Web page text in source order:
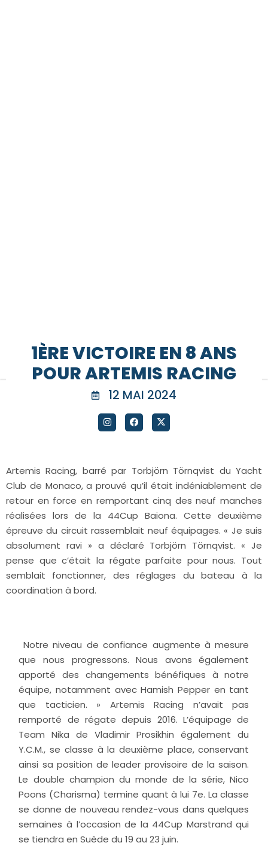
1ÈRE VICTOIRE EN 8 ANS
POUR ARTEMIS RACING
12 MAI 2024
Artemis Racing, barré par Torbjörn Törnqvist du Yacht
Club de Monaco, a prouvé qu’il était indéniablement de
retour en force en remportant cinq des neuf manches
réalisées lors de la 44Cup Baiona. Cette deuxième
épreuve du circuit rassemblait neuf équipages. « Je suis
absolument ravi » a déclaré Torbjörn Törnqvist. « Je
pense que c’était la régate parfaite pour nous. Tout
semblait fonctionner, des réglages du bateau à la
coordination à bord.
Notre niveau de confiance augmente à mesure
que nous progressons. Nous avons également
apporté des changements bénéfiques à notre
équipe, notamment avec Hamish Pepper en tant
que tacticien. » Artemis Racing n’avait pas
remporté de régate depuis 2016. L’équipage de
Team Nika de Vladimir Prosikhin également du
Y.C.M., se classe à la deuxième place, conservant
ainsi sa position de leader provisoire de la saison.
Le double champion du monde de la série, Nico
Poons (Charisma) termine quant à lui 7e. La classe
se donne de nouveau rendez-vous dans quelques
semaines à l’occasion de la 44Cup Marstrand qui
se tiendra en Suède du 19 au 23 juin.